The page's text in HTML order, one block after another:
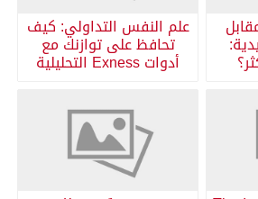
علم النفس التداولي: كيف
تحافظ على توازنك مع
أدوات Exness التحليلية